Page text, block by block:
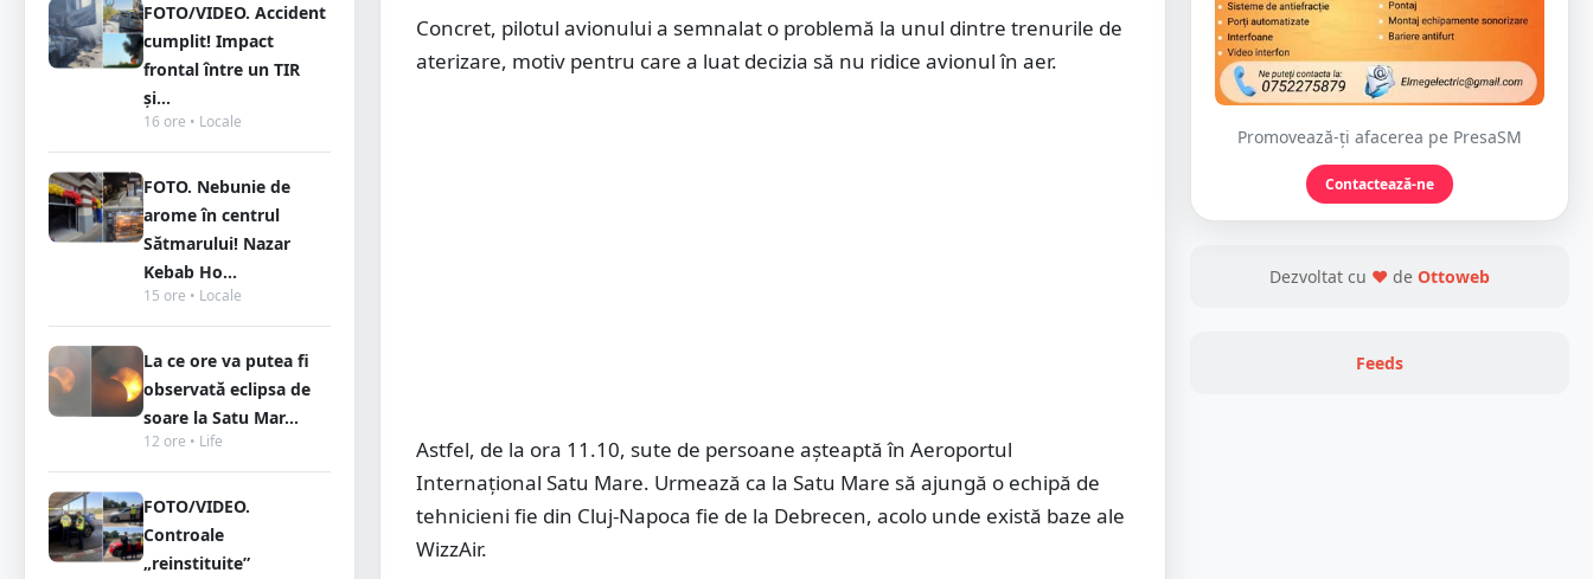
FOTO/VIDEO. Accident
cumplit! Impact
frontal între un TIR
și...
16 ore • Locale
FOTO. Nebunie de
arome în centrul
Sătmarului! Nazar
Kebab Ho...
15 ore • Locale
La ce ore va putea fi
observată eclipsa de
soare la Satu Mar...
12 ore • Life
FOTO/VIDEO.
Controale
„reinstituite”
Concret, pilotul avionului a semnalat o problemă la unul dintre trenurile de
aterizare, motiv pentru care a luat decizia să nu ridice avionul în aer.
Astfel, de la ora 11.10, sute de persoane așteaptă în Aeroportul
Internațional Satu Mare. Urmează ca la Satu Mare să ajungă o echipă de
tehnicieni fie din Cluj-Napoca fie de la Debrecen, acolo unde există baze ale
WizzAir.
Promovează-ți afacerea pe PresaSM
Contactează-ne
Dezvoltat cu ❤ de Ottoweb
Feeds